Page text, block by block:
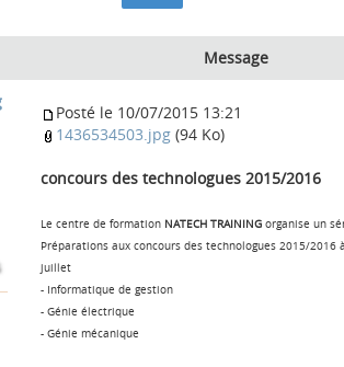
Message
Posté le 10/07/2015 13:21
1436534503.jpg (94 Ko)
concours des technologues 2015/2016
Le centre de formation NATECH TRAINING organise un
Préparations aux concours des technologues 2015/2016
juillet
- Informatique de gestion
- Génie électrique
- Génie mécanique